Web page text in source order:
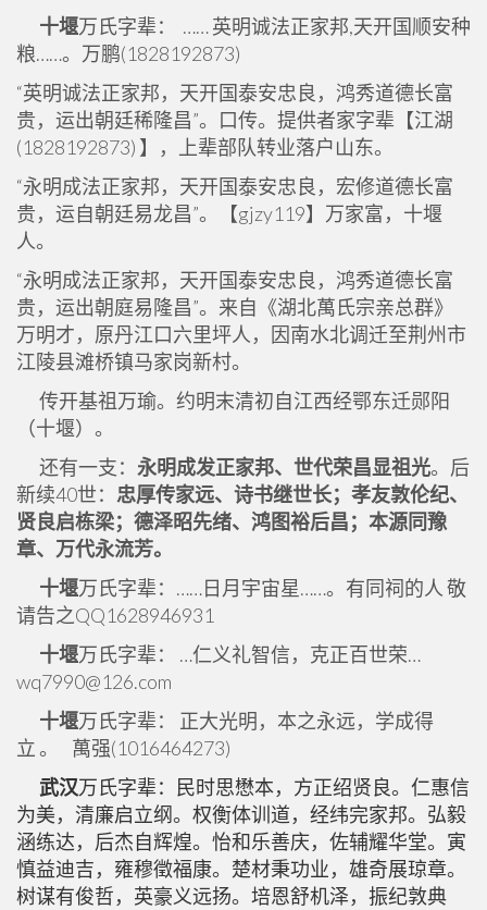
十堰万氏字辈： …… 英明诚法正家邦,天开国顺安种
粮……。万鹏(1828192873)
“英明诚法正家邦，天开国泰安忠良，鸿秀道德长富
贵，运出朝廷稀隆昌”。口传。提供者家字辈【江湖
(1828192873) 】，上辈部队转业落户山东。
“永明成法正家邦，天开国泰安忠良，宏修道德长富
贵，运自朝廷易龙昌”。【gjzy119】万家富，十堰
人。
“永明成法正家邦，天开国泰安忠良，鸿秀道德长富
贵，运出朝庭易隆昌”。来自《湖北萬氏宗亲总群》
万明才，原丹江口六里坪人，因南水北调迁至荆州市
江陵县滩桥镇马家岗新村。
传开基祖万瑜。约明末清初自江西经鄂东迁郧阳
（十堰）。
还有一支： 永明成发正家邦、世代荣昌显祖光。后
新续40世： 忠厚传家远、诗书继世长；孝友敦伦纪、
贤良启栋梁；德泽昭先绪、鸿图裕后昌；本源同豫
章、万代永流芳。
十堰万氏字辈：……日月宇宙星……。有同祠的人 敬
请告之QQ1628946931
十堰万氏字辈： …仁义礼智信，克正百世荣…
wq7990@126.com
十堰万氏字辈： 正大光明，本之永远，学成得
立 。 萬强(1016464273)
武汉万氏字辈：民时思懋本，方正绍贤良。仁惠信
为美，清廉启立纲。权衡体训道，经纬完家邦。弘毅
涵练达，后杰自辉煌。怡和乐善庆，佐辅耀华堂。寅
慎益迪吉，雍穆徵福康。楚材秉功业，雄奇展琼章。
树谋有俊哲，英豪义远扬。培恩舒机泽，振纪敦典